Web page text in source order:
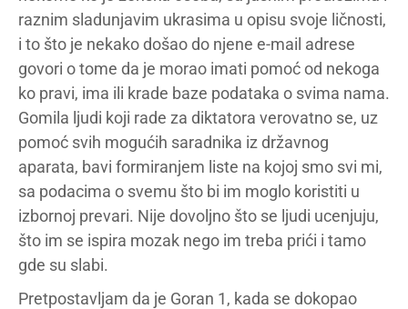
raznim sladunjavim ukrasima u opisu svoje ličnosti,
i to što je nekako došao do njene e-mail adrese
govori o tome da je morao imati pomoć od nekoga
ko pravi, ima ili krade baze podataka o svima nama.
Gomila ljudi koji rade za diktatora verovatno se, uz
pomoć svih mogućih saradnika iz državnog
aparata, bavi formiranjem liste na kojoj smo svi mi,
sa podacima o svemu što bi im moglo koristiti u
izbornoj prevari. Nije dovoljno što se ljudi ucenjuju,
što im se ispira mozak nego im treba prići i tamo
gde su slabi.
Pretpostavljam da je Goran 1, kada se dokopao